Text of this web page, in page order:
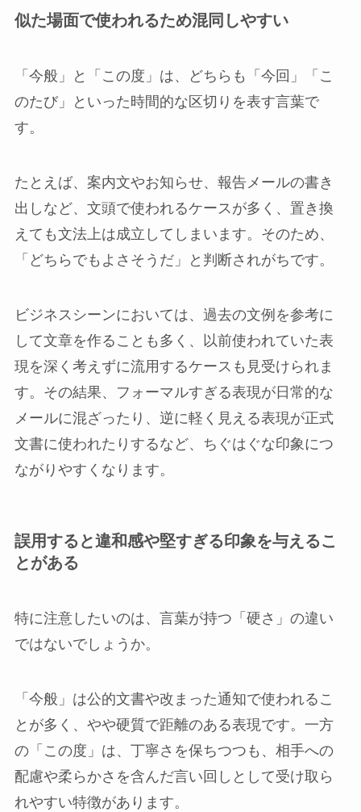
似た場面で使われるため混同しやすい
「今般」と「この度」は、どちらも「今回」「こ
のたび」といった時間的な区切りを表す言葉で
す。
たとえば、案内文やお知らせ、報告メールの書き
出しなど、文頭で使われるケースが多く、置き換
えても文法上は成立してしまいます。そのため、
「どちらでもよさそうだ」と判断されがちです。
ビジネスシーンにおいては、過去の文例を参考に
して文章を作ることも多く、以前使われていた表
現を深く考えずに流用するケースも見受けられま
す。その結果、フォーマルすぎる表現が日常的な
メールに混ざったり、逆に軽く見える表現が正式
文書に使われたりするなど、ちぐはぐな印象につ
ながりやすくなります。
誤用すると違和感や堅すぎる印象を与えるこ
とがある
特に注意したいのは、言葉が持つ「硬さ」の違い
ではないでしょうか。
「今般」は公的文書や改まった通知で使われるこ
とが多く、やや硬質で距離のある表現です。一方
の「この度」は、丁寧さを保ちつつも、相手への
配慮や柔らかさを含んだ言い回しとして受け取ら
れやすい特徴があります。